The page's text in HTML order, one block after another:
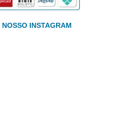
NOSSO INSTAGRAM